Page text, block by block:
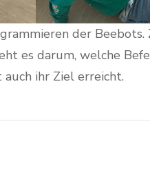
der
es darum, welche
ihr Ziel erreicht.